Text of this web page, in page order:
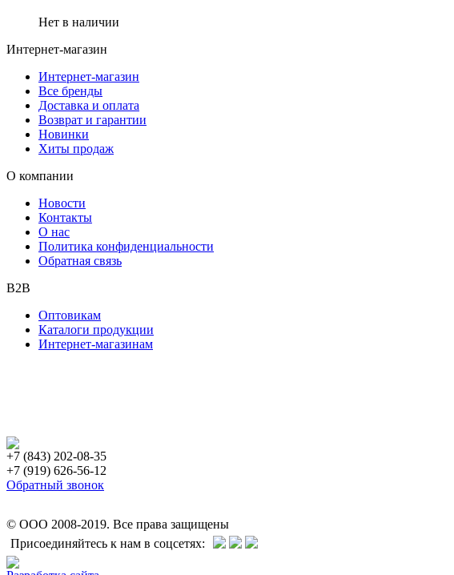
Нет в наличии
Интернет-магазин
Интернет-магазин
Все бренды
Доставка и оплата
Возврат и гарантии
Новинки
Хиты продаж
О компании
Новости
Контакты
О нас
Политика конфиденциальности
Обратная связь
B2B
Оптовикам
Каталоги продукции
Интернет-магазинам
+7 (843) 202-08-35
+7 (919) 626-56-12
Обратный звонок
© ООО 2008-2019. Все права защищены
Присоединяйтесь к нам в соцсетях: